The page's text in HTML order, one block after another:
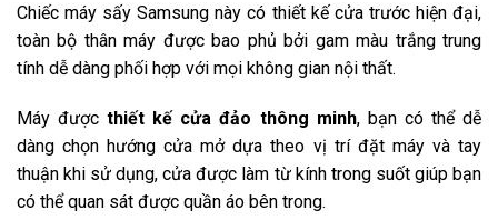
Chiếc máy sấy Samsung này có thiết kế cửa trước hiện đại,
toàn bộ thân máy được bao phủ bởi gam màu trắng trung
tính dễ dàng phối hợp với mọi không gian nội thất.
Máy được thiết kế cửa đảo thông minh, bạn có thể dễ
dàng chọn hướng cửa mở dựa theo vị trí đặt máy và tay
thuận khi sử dụng, cửa được làm từ kính trong suốt giúp bạn
có thể quan sát được quần áo bên trong.